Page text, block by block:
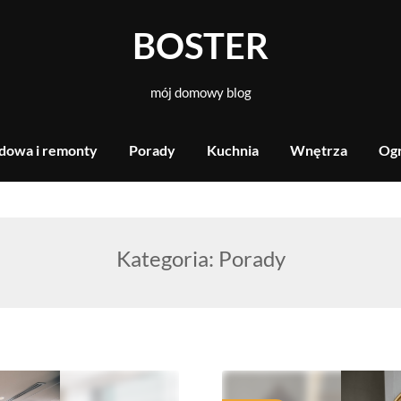
BOSTER
mój domowy blog
i remonty Porady Kuchnia Wnętrza
Kategoria: Porady